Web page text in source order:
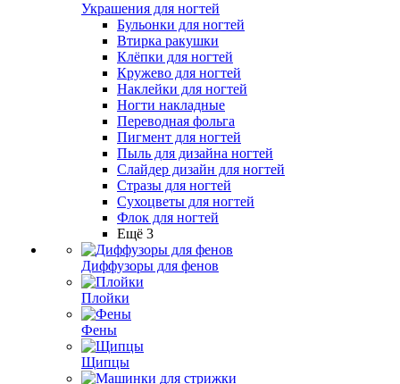
Украшения для ногтей
Бульонки для ногтей
Втирка ракушки
Клёпки для ногтей
Кружево для ногтей
Наклейки для ногтей
Ногти накладные
Переводная фольга
Пигмент для ногтей
Пыль для дизайна ногтей
Слайдер дизайн для ногтей
Стразы для ногтей
Сухоцветы для ногтей
Флок для ногтей
Ещё 3
Диффузоры для фенов
Плойки
Фены
Щипцы